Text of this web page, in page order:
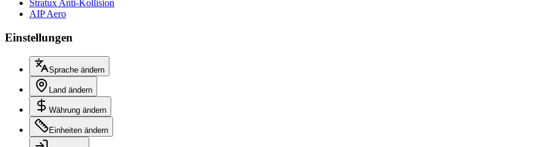
Stratux Anti-Kollision
AIP Aero
Einstellungen
Sprache ändern
Land ändern
Währung ändern
Einheiten ändern